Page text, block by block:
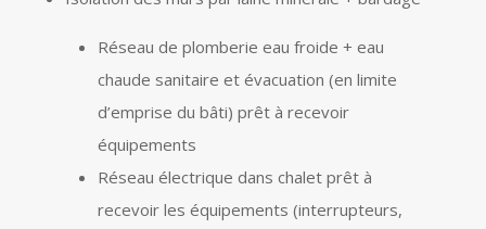
Réseau de plomberie eau froide + eau
chaude sanitaire et évacuation (en limite
d’emprise du bâti) prêt à recevoir
équipements
Réseau électrique dans chalet prêt à
recevoir les équipements (interrupteurs,